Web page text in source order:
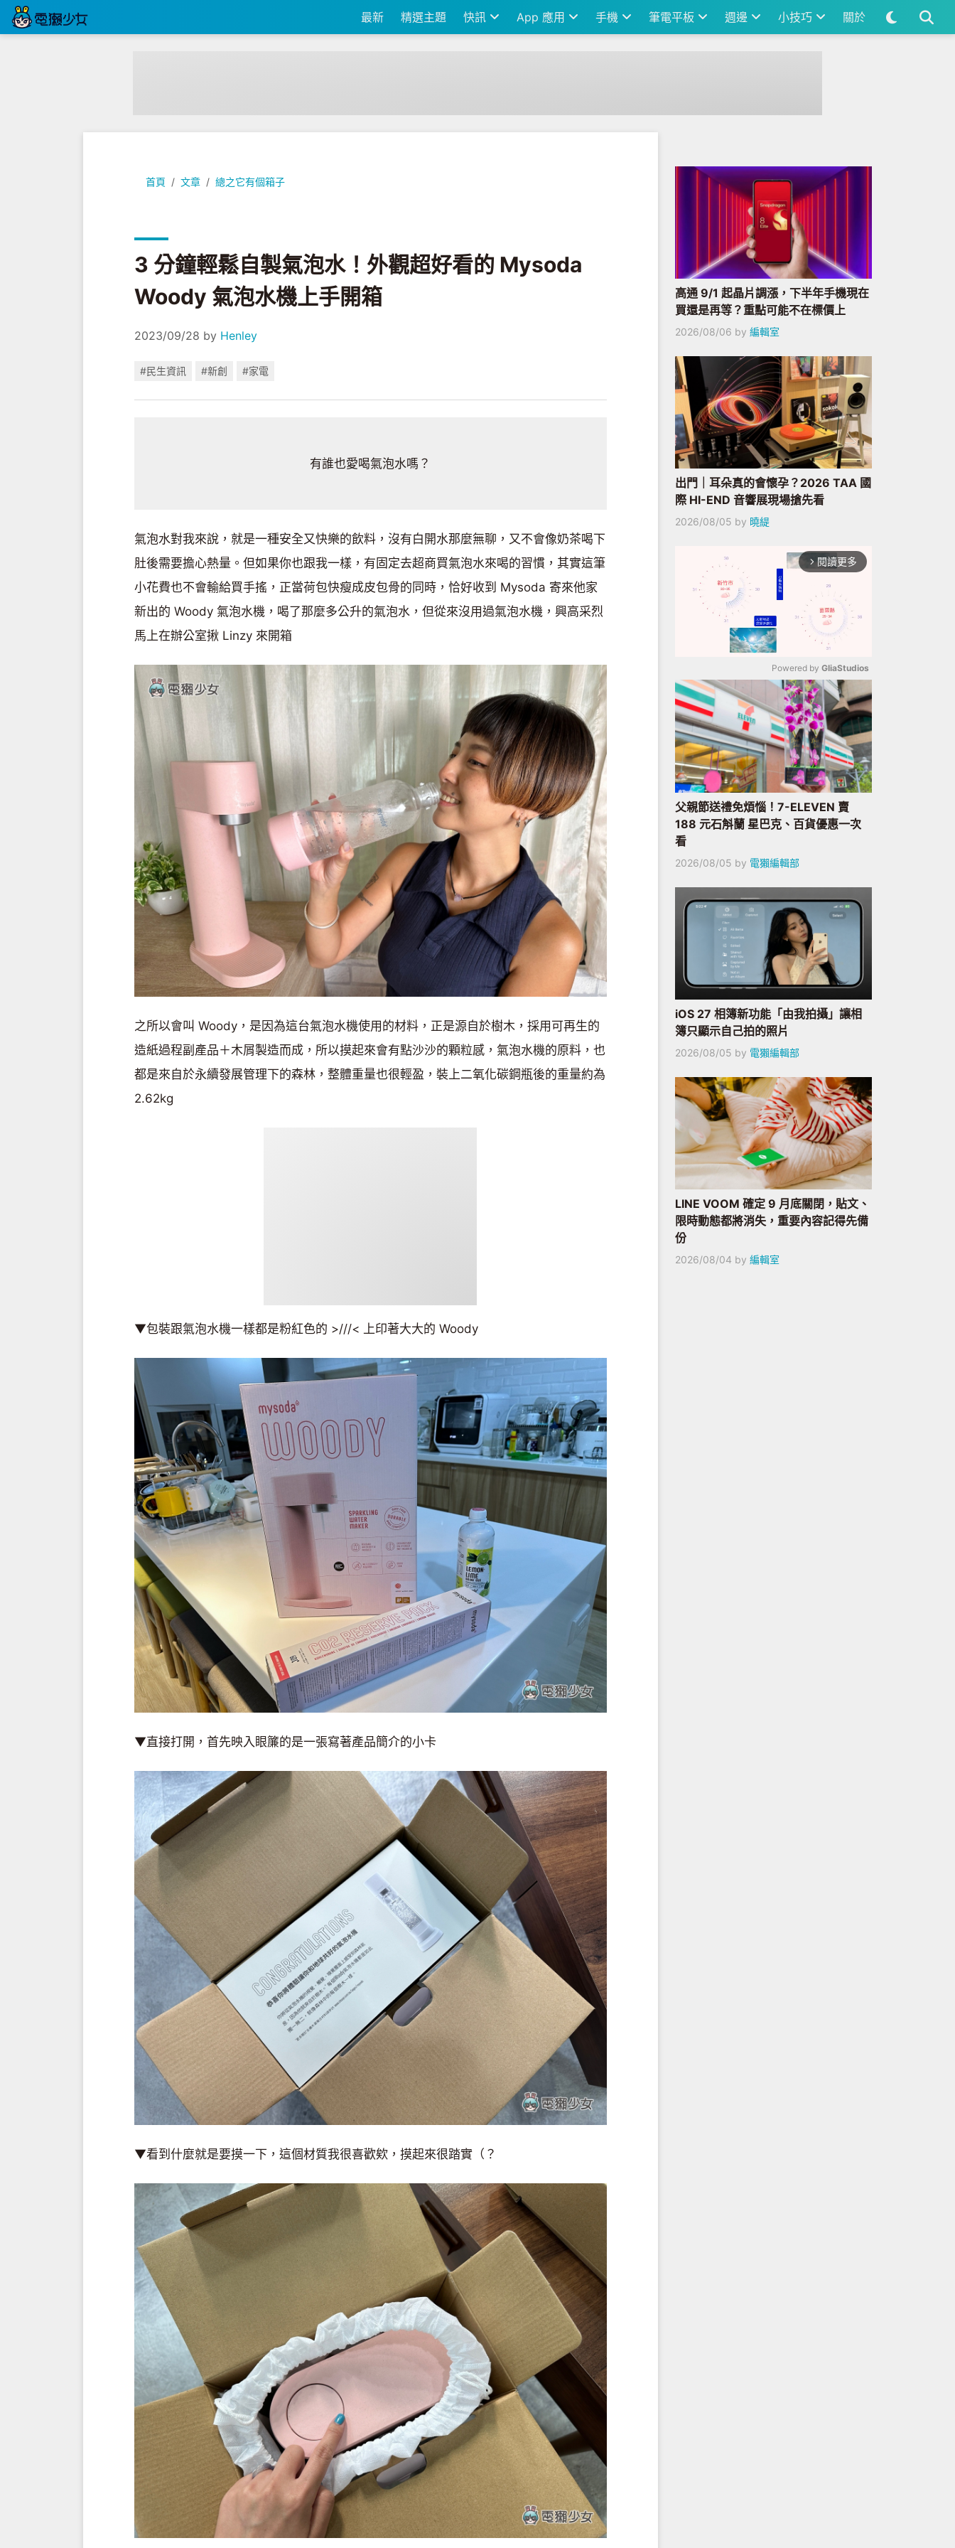
最新 精選主題 快訊 App 應用 手機 筆電平板 週邊 小技巧 關於
首頁 文章 總之它有個箱子
3 分鐘輕鬆自製氣泡水！外觀超好看的 Mysoda Woody 氣泡水機上手開箱
3 分鐘輕鬆自製氣泡水！外觀超好看的 Mysoda
Woody 氣泡水機上手開箱
2023/09/28 by Henley
#民生資訊 #新創 #家電
有誰也愛喝氣泡水嗎？
氣泡水對我來說，就是一種安全又快樂的飲料，沒有白開水那麼無聊，又不會像奶茶喝下
肚後需要擔心熱量。但如果你也跟我一樣，有固定去超商買氣泡水來喝的習慣，其實這筆
小花費也不會輸給買手搖，正當荷包快瘦成皮包骨的同時，恰好收到 Mysoda 寄來他家
新出的 Woody 氣泡水機，喝了那麼多公升的氣泡水，但從來沒用過氣泡水機，興高采烈
馬上在辦公室揪 Linzy 來開箱
之所以會叫 Woody，是因為這台氣泡水機使用的材料，正是源自於樹木，採用可再生的
造紙過程副產品＋木屑製造而成，所以摸起來會有點沙沙的顆粒感，氣泡水機的原料，也
都是來自於永續發展管理下的森林，整體重量也很輕盈，裝上二氧化碳鋼瓶後的重量約為
2.62kg
▼包裝跟氣泡水機一樣都是粉紅色的 >///< 上印著大大的 Woody
▼直接打開，首先映入眼簾的是一張寫著產品簡介的小卡
▼看到什麼就是要摸一下，這個材質我很喜歡欸，摸起來很踏實（？
高通 9/1 起晶片調漲，下半年手機現在
買還是再等？重點可能不在標價上
2026/08/06 by 編輯室
出門｜耳朵真的會懷孕？2026 TAA 國
際 HI-END 音響展現場搶先看
2026/08/05 by 曉緹
arrow_forward_ios 閱讀更多
Mute
Powered by GliaStudios
父親節送禮免煩惱！7-ELEVEN 賣
188 元石斛蘭 星巴克、百貨優惠一次
看
2026/08/05 by 電獺編輯部
iOS 27 相簿新功能「由我拍攝」讓相
簿只顯示自己拍的照片
2026/08/05 by 電獺編輯部
LINE VOOM 確定 9 月底關閉，貼文、
限時動態都將消失，重要內容記得先備
份
2026/08/04 by 編輯室